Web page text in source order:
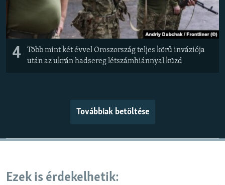
4
Több mint két évvel Oroszország teljes körű inváziója
után az ukrán hadsereg létszámhiánnyal küzd
Továbbiak betöltése
Ezek is érdekelhetik: